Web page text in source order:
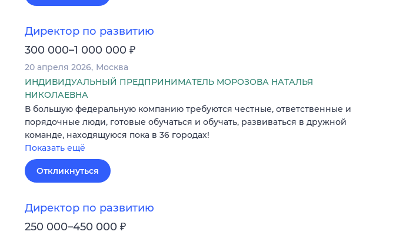
Директор по развитию
300 000–1 000 000 ₽
20 апреля 2026 Москва
ИНДИВИДУАЛЬНЫЙ ПРЕДПРИНИМАТЕЛЬ МОРОЗОВА НАТАЛЬЯ
НИКОЛАЕВНА
В большую федеральную компанию требуются честные, ответственные и
порядочные люди, готовые обучаться и обучать, развиваться в дружной
команде, находящуюся пока в 36 городах!
Показать ещё
Откликнуться
Директор по развитию
250 000–450 000 ₽